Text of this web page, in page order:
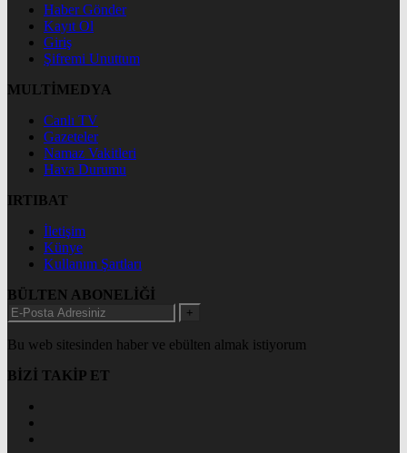
Haber Gönder
Kayıt Ol
Giriş
Şifremi Unuttum
MULTİMEDYA
Canlı TV
Gazeteler
Namaz Vakitleri
Hava Durumu
IRTIBAT
İletişim
Künye
Kullanım Şartları
BÜLTEN ABONELİĞİ
+
Bu web sitesinden haber ve ebülten almak istiyorum
BİZİ TAKİP ET